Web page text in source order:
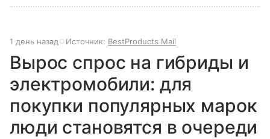
1 день назад Источник: BestProducts Mail
Вырос спрос на гибриды и
электромобили: для
покупки популярных марок
люди становятся в очереди